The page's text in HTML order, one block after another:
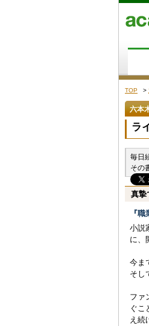
TOP >
六本
ラ
毎日
その
真摯
『
小説
に、
今ま
そし
ファ
ぐこ
え続